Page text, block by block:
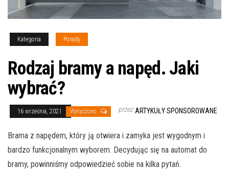
Kategoria Porady
Rodzaj bramy a napęd. Jaki
wybrać?
16 września, 2021 Wyłączono przez ARTYKUŁY SPONSOROWANE
Brama z napędem, który ją otwiera i zamyka jest wygodnym i
bardzo funkcjonalnym wyborem. Decydując się na automat do
bramy, powinniśmy odpowiedzieć sobie na kilka pytań.